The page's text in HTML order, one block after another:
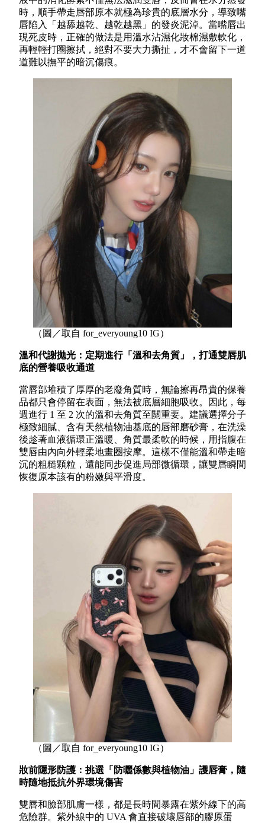
時，順手帶走唇部原本就極為珍貴的底層水分，導致嘴
唇陷入「越舔越乾、越乾越黑」的發炎泥淖。當嘴唇出
現死皮時，正確的做法是用溫水沾濕化妝棉濕敷軟化，
再輕輕打圈擦拭，絕對不要大力撕扯，才不會留下一道
道難以撫平的暗沉傷痕。
（圖／取自 for_everyoung10 IG）
溫和代謝拋光：定期進行「溫和去角質」，打通雙唇肌
底的營養吸收通道
當唇部堆積了厚厚的老廢角質時，無論擦再昂貴的保養
品都只會停留在表面，無法被底層細胞吸收。因此，每
週進行 1 至 2 次的溫和去角質至關重要。建議選擇分子
極致細膩、含有天然植物油基底的唇部磨砂膏，在洗澡
後趁著血液循環正溫暖、角質最柔軟的時候，用指腹在
雙唇由內向外輕柔地畫圈按摩。這樣不僅能溫和帶走暗
沉的粗糙顆粒，還能同步促進局部微循環，讓雙唇瞬間
恢復原本該有的粉嫩與平滑度。
（圖／取自 for_everyoung10 IG）
妝前隱形防護：挑選「防曬係數與植物油」護唇膏，隨
時隨地抵抗外界環境傷害
雙唇和臉部肌膚一樣，都是長時間暴露在紫外線下的高
危險群。紫外線中的 UVA 會直接破壞唇部的膠原蛋